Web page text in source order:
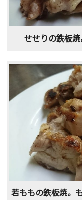
せせりの鉄板
若ももの鉄板焼。